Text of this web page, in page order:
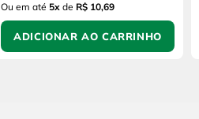
Ou em até 5x de R$ 10,69
ADICIONAR AO CARRINHO